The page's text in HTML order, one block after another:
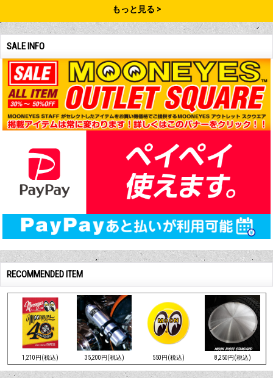
もっと見る
SALE INFO
RECOMMENDED ITEM
1,210円(税込) 35,200円(税込) 550円(税込) 8,250円(税込)